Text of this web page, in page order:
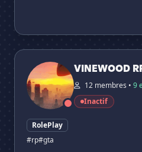
VINEWOOD RP {Attente
VINEWOOD
12 membres • 9
Inactif
RolePlay
#rp#gta